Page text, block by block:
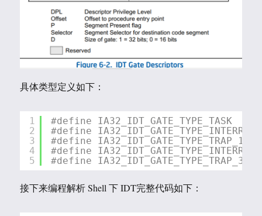
具体类型定义如下：
1
2
3
4
5
#define IA32_IDT_GATE_TYPE_TASK
#define
#define IA32_IDT_GATE_TYPE_TRAP_16
#define
#define IA32_IDT_GATE_TYPE_TRAP_32
接下来编程解析 Shell 下 IDT完整代码如下：